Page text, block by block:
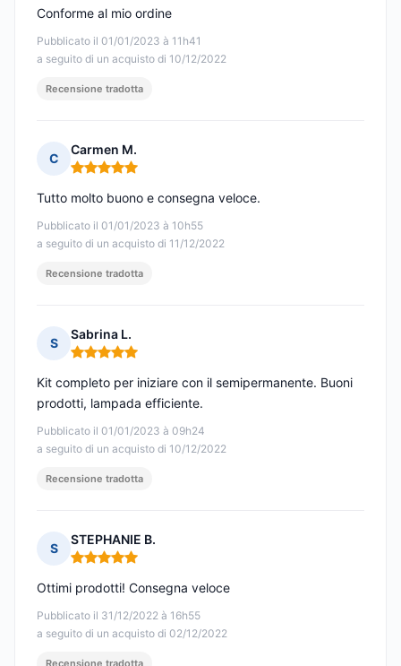
Pubblicato il 01/01/2023 à 11h41
a seguito di un acquisto di 10/12/2022
Conforme al mio ordine
Recensione tradotta
C
Carmen M.
Nota: 5 su 5
Pubblicato il 01/01/2023 à 10h55
a seguito di un acquisto di 11/12/2022
Tutto molto buono e consegna veloce.
Recensione tradotta
S
Sabrina L.
Nota: 5 su 5
Pubblicato il 01/01/2023 à 09h24
a seguito di un acquisto di 10/12/2022
Kit completo per iniziare con il semipermanente. Buoni
prodotti, lampada efficiente.
Recensione tradotta
S
STEPHANIE B.
Nota: 5 su 5
Pubblicato il 31/12/2022 à 16h55
a seguito di un acquisto di 02/12/2022
Ottimi prodotti! Consegna veloce
Recensione tradotta